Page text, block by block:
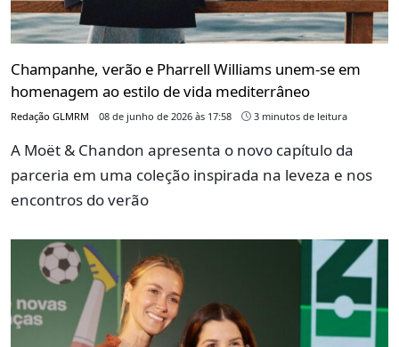
Champanhe, verão e Pharrell Williams unem-se em
homenagem ao estilo de vida mediterrâneo
Redação GLMRM 08 de junho de 2026 às 17:58 3 minutos de leitura
A Moët & Chandon apresenta o novo capítulo da
parceria em uma coleção inspirada na leveza e nos
encontros do verão